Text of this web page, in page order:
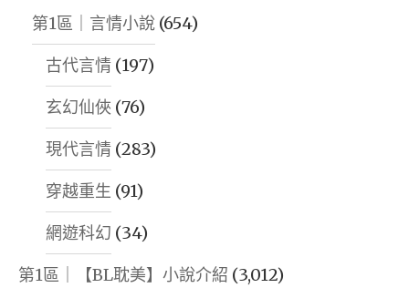
第1區｜言情小說 (654)
古代言情 (197)
玄幻仙俠 (76)
現代言情 (283)
穿越重生 (91)
網遊科幻 (34)
第1區｜【BL耽美】小說介紹 (3,012)